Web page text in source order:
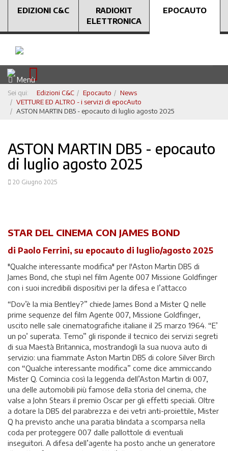
EDIZIONI C&C
RADIOKIT
ELETTRONICA
EPOCAUTO
Menù
Sei qui: Edizioni C&C Epocauto
News
VETTURE ED ALTRO - i servizi di epocAuto
ASTON MARTIN DB5 - epocauto di luglio agosto 2025
ASTON MARTIN DB5 - epocauto
di luglio agosto 2025
20 Giugno 2025
STAR DEL CINEMA CON JAMES BOND
di Paolo Ferrini, su epocauto di luglio/agosto 2025
"Qualche interessante modifica" per l'Aston Martin DB5 di
James Bond, che stupì nel film Agente 007 Missione Goldfinger
con i suoi incredibili dispositivi per la difesa e l’attacco
“Dov’è la mia Bentley?” chiede James Bond a Mister Q nelle
prime sequenze del film Agente 007, Missione Goldfinger,
uscito nelle sale cinematografiche italiane il 25 marzo 1964. “E’
un po’ superata. Temo” gli risponde il tecnico dei servizi segreti
di sua Maestà Britannica, mostrandogli la sua nuova auto di
servizio: una fiammate Aston Martin DB5 di colore Silver Birch
con “Qualche interessante modifica” come dice ammiccando
Mister Q. Comincia così la leggenda dell’Aston Martin di 007,
una delle automobili più famose della storia del cinema, che
valse a John Stears il premio Oscar per gli effetti speciali. Oltre
a dotare la DB5 del parabrezza e dei vetri anti-proiettile, Mister
Q ha previsto anche una paratia blindata a scomparsa nella
coda per proteggere 007 dalle pallottole di eventuali
inseguitori. A difesa dell’agente ha posto anche un generatore